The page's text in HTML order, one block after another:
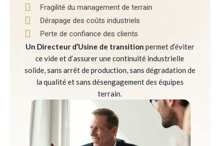
Fragilité du management de terrain
Dérapage des coûts industriels
Perte de confiance des clients
Un Directeur d’Usine de transition permet d’éviter
ce vide et d’assurer une continuité industrielle
solide, sans arrêt de production, sans dégradation de
la qualité et sans désengagement des équipes
terrain.